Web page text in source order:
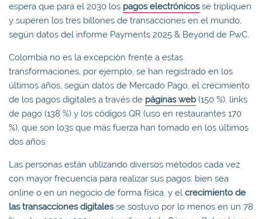
espera que para el 2030 los pagos electrónicosse tripliquen
y superen los tres billones de transacciones en el mundo,
según datos del informe Payments 2025 & Beyond de PwC.
Colombia no es la excepción frente a estas
transformaciones, por ejemplo, se han registrado en los
últimos años, según datos de Mercado Pago, el crecimiento
de los pagos digitales a través de páginas web(150 %), links
de pago (138 %) y los códigos QR (uso en restaurantes 170
%), que son lo3s que más fuerza han tomado en los últimos
dos años.
Las personas están utilizando diversos métodos cada vez
con mayor frecuencia para realizar sus pagos, bien sea
online o en un negocio de forma física, y el crecimiento de
las transacciones digitalesse sostuvo por lo menos en un 78